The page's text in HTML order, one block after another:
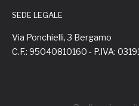
SEDE LEGALE
Via Ponchielli, 3 Bergamo
C.F.: 95040810160 - P.IVA: